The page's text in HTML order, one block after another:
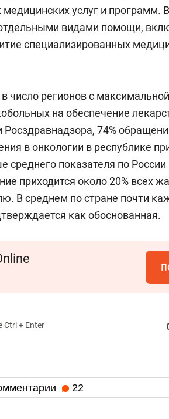
услуг и программ.
видами помощи,
специализированных
в число регионов с
на обеспечение
74%
в онкологии в республике
показателя по России
приходится около 20% всех
В среднем по стране почти
как обоснованная.
Ctrl + Enter
22